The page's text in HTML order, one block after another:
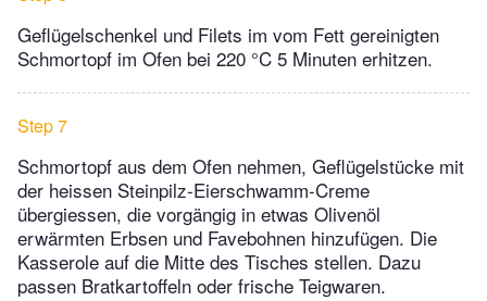
Geflügelschenkel und Filets im vom Fett gereinigten
Schmortopf im Ofen bei 220 °C 5 Minuten erhitzen.
Step 7
Schmortopf aus dem Ofen nehmen, Geflügelstücke mit
der heissen Steinpilz-Eierschwamm-Creme
übergiessen, die vorgängig in etwas Olivenöl
erwärmten Erbsen und Favebohnen hinzufügen. Die
Kasserole auf die Mitte des Tisches stellen. Dazu
passen Bratkartoffeln oder frische Teigwaren.